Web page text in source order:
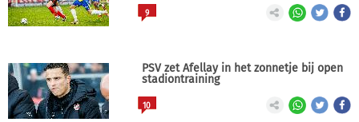
9
PSV zet Afellay in het zonnetje bij open
stadiontraining
10